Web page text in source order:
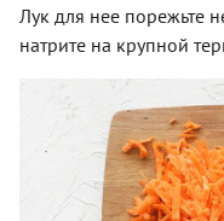
Лук для нее порежьте
натрите на крупной